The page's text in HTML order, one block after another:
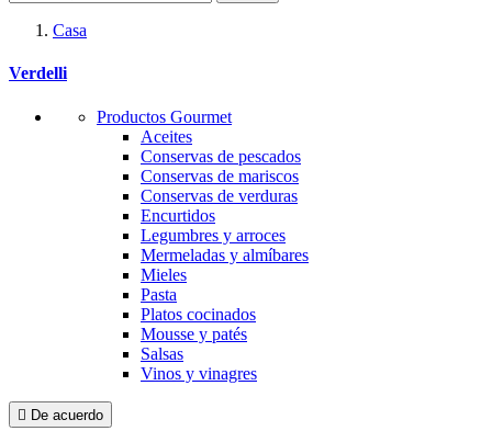
Casa
Verdelli
Productos Gourmet
Aceites
Conservas de pescados
Conservas de mariscos
Conservas de verduras
Encurtidos
Legumbres y arroces
Mermeladas y almíbares
Mieles
Pasta
Platos cocinados
Mousse y patés
Salsas
Vinos y vinagres
 De acuerdo